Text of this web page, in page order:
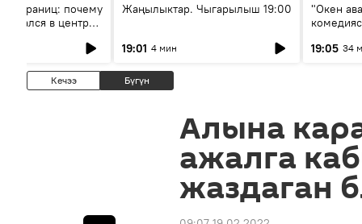
границ: почему
в центре
Жаңылыктар. Чыгарылыш 19:00
19:01 4 мин
"Окен
19:05 34
Кечээ Бүгүн
Алына
ажалга
жаздаган